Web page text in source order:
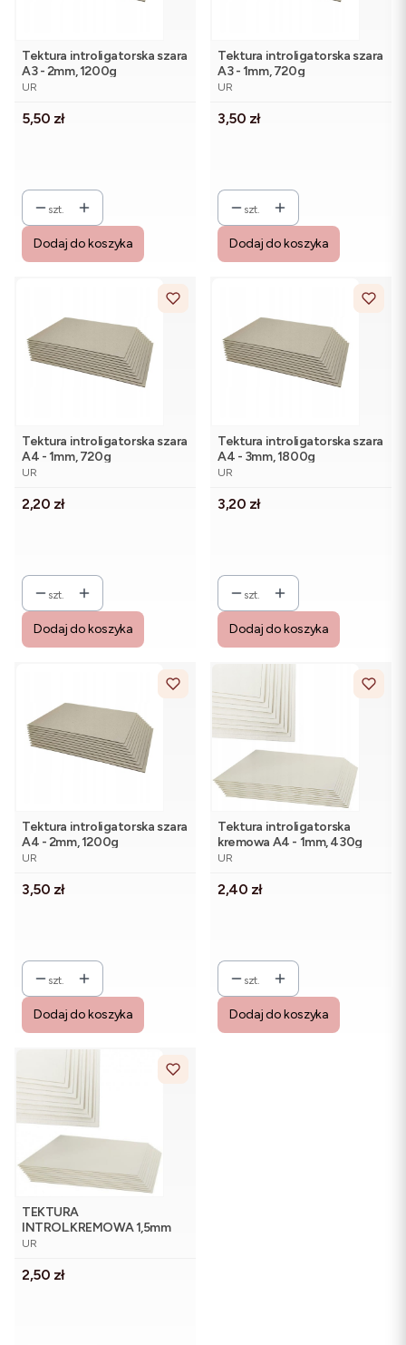
Tektura introligatorska szara
A3 - 2mm, 1200g
PRODUCENT
UR
Cena
5,50 zł
szt.
Dodaj do koszyka
Tektura introligatorska szara
A3 - 1mm, 720g
PRODUCENT
UR
Cena
3,50 zł
szt.
Dodaj do koszyka
Tektura introligatorska szara
A4 - 1mm, 720g
PRODUCENT
UR
Cena
2,20 zł
szt.
Dodaj do koszyka
Tektura introligatorska szara
A4 - 3mm, 1800g
PRODUCENT
UR
Cena
3,20 zł
szt.
Dodaj do koszyka
Tektura introligatorska szara
A4 - 2mm, 1200g
PRODUCENT
UR
Cena
3,50 zł
szt.
Dodaj do koszyka
Tektura introligatorska
kremowa A4 - 1mm, 430g
PRODUCENT
UR
Cena
2,40 zł
szt.
Dodaj do koszyka
TEKTURA
INTROL.KREMOWA 1,5mm
610g A4
PRODUCENT
UR
Cena
2,50 zł